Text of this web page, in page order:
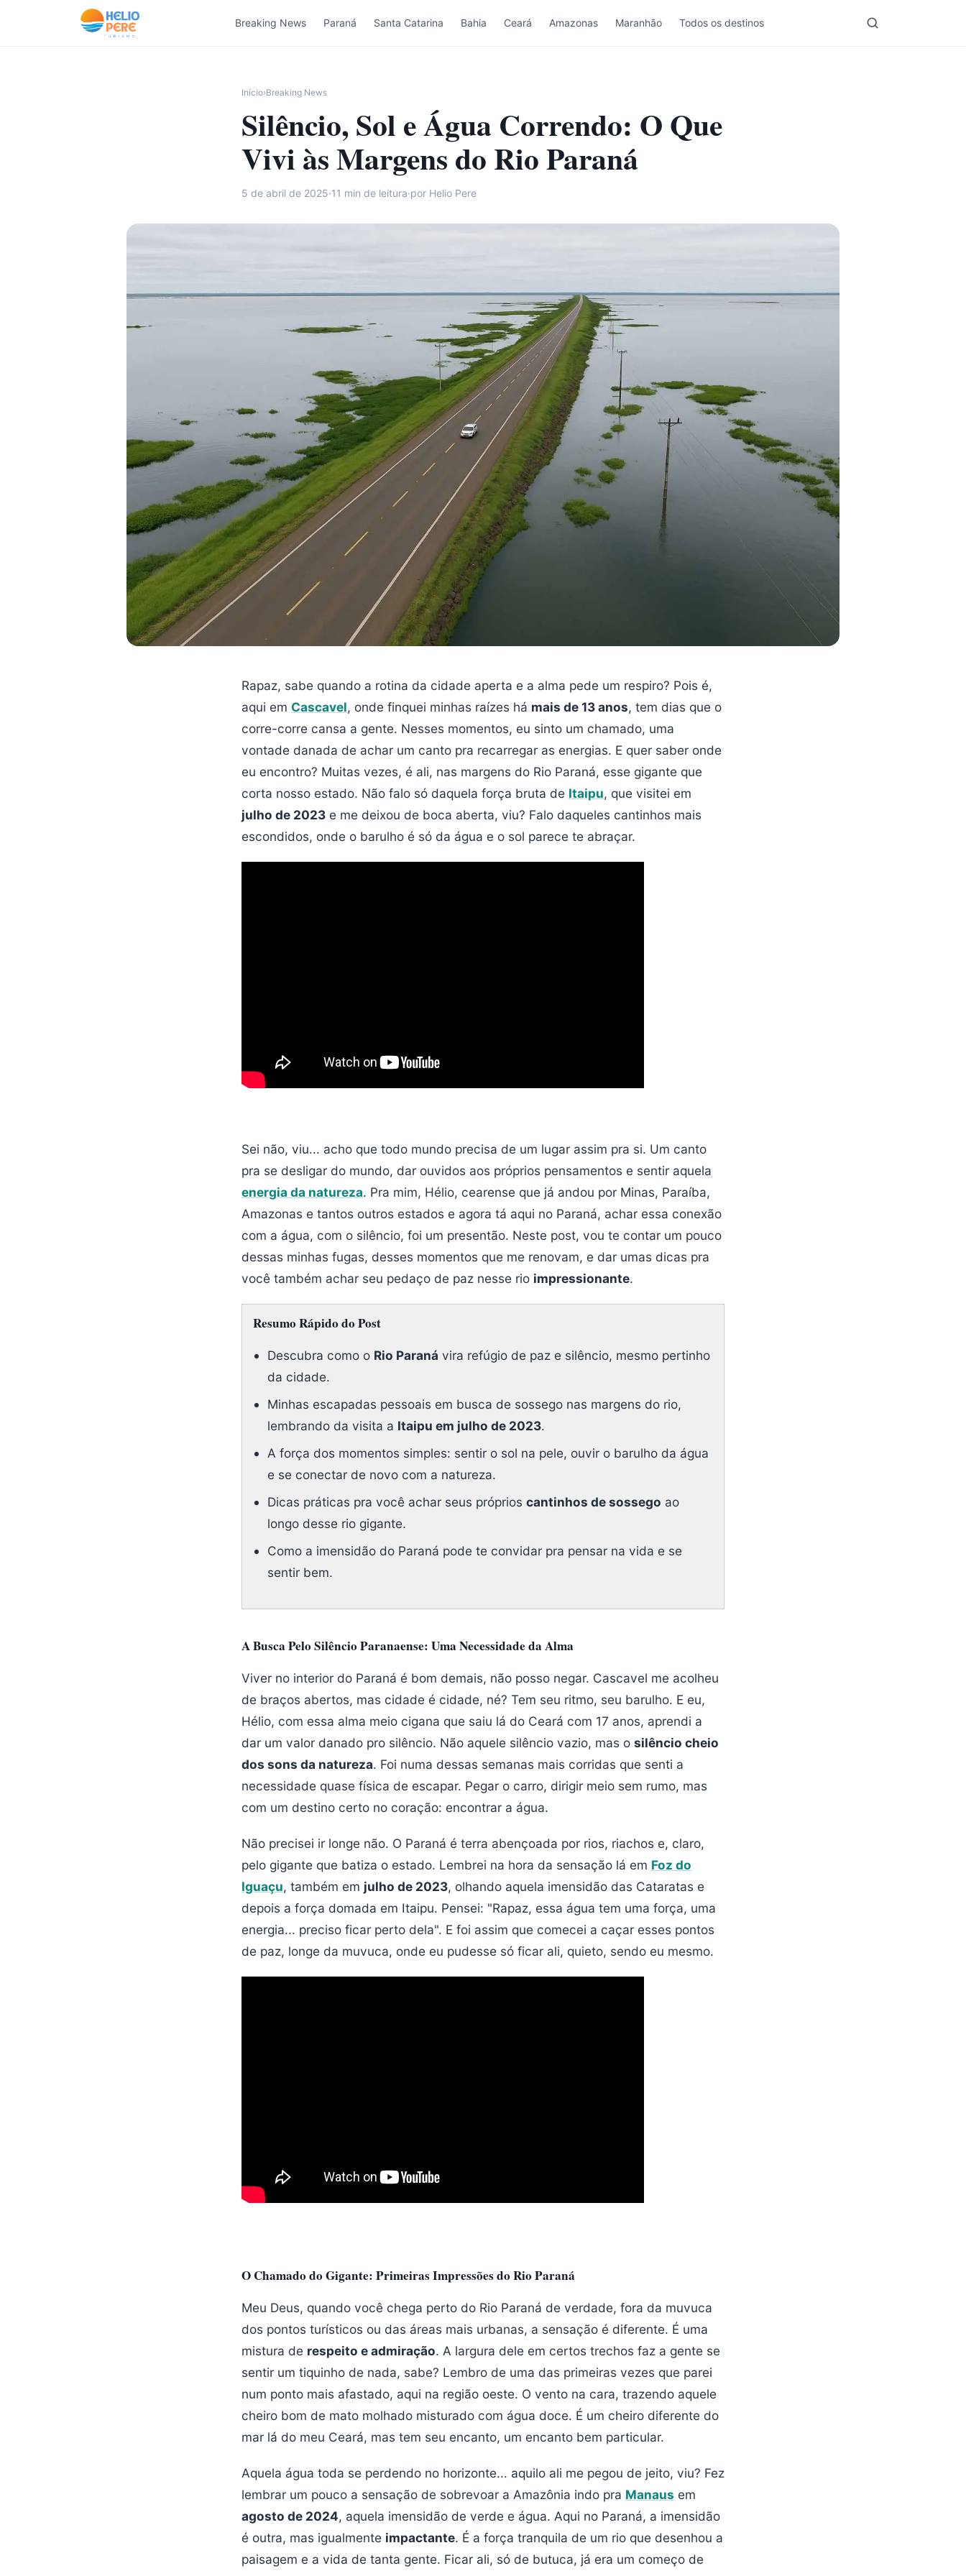
Pular para o conteúdo
Breaking News Paraná Santa Catarina Bahia Ceará Amazonas Maranhão Todos os destinos
Início›Breaking News
Silêncio, Sol e Água Correndo: O Que
Vivi às Margens do Rio Paraná
5 de abril de 2025·11 min de leitura·por Helio Pere
Rapaz, sabe quando a rotina da cidade aperta e a alma pede um respiro? Pois é,
aqui em Cascavel, onde finquei minhas raízes há mais de 13 anos, tem dias que o
corre-corre cansa a gente. Nesses momentos, eu sinto um chamado, uma
vontade danada de achar um canto pra recarregar as energias. E quer saber onde
eu encontro? Muitas vezes, é ali, nas margens do Rio Paraná, esse gigante que
corta nosso estado. Não falo só daquela força bruta de Itaipu, que visitei em
julho de 2023 e me deixou de boca aberta, viu? Falo daqueles cantinhos mais
escondidos, onde o barulho é só da água e o sol parece te abraçar.
Sei não, viu... acho que todo mundo precisa de um lugar assim pra si. Um canto
pra se desligar do mundo, dar ouvidos aos próprios pensamentos e sentir aquela
energia da natureza. Pra mim, Hélio, cearense que já andou por Minas, Paraíba,
Amazonas e tantos outros estados e agora tá aqui no Paraná, achar essa conexão
com a água, com o silêncio, foi um presentão. Neste post, vou te contar um pouco
dessas minhas fugas, desses momentos que me renovam, e dar umas dicas pra
você também achar seu pedaço de paz nesse rio impressionante.
Resumo Rápido do Post
Descubra como o Rio Paraná vira refúgio de paz e silêncio, mesmo pertinho
da cidade.
Minhas escapadas pessoais em busca de sossego nas margens do rio,
lembrando da visita a Itaipu em julho de 2023.
A força dos momentos simples: sentir o sol na pele, ouvir o barulho da água
e se conectar de novo com a natureza.
Dicas práticas pra você achar seus próprios cantinhos de sossego ao
longo desse rio gigante.
Como a imensidão do Paraná pode te convidar pra pensar na vida e se
sentir bem.
A Busca Pelo Silêncio Paranaense: Uma Necessidade da Alma
Viver no interior do Paraná é bom demais, não posso negar. Cascavel me acolheu
de braços abertos, mas cidade é cidade, né? Tem seu ritmo, seu barulho. E eu,
Hélio, com essa alma meio cigana que saiu lá do Ceará com 17 anos, aprendi a
dar um valor danado pro silêncio. Não aquele silêncio vazio, mas o silêncio cheio
dos sons da natureza. Foi numa dessas semanas mais corridas que senti a
necessidade quase física de escapar. Pegar o carro, dirigir meio sem rumo, mas
com um destino certo no coração: encontrar a água.
Não precisei ir longe não. O Paraná é terra abençoada por rios, riachos e, claro,
pelo gigante que batiza o estado. Lembrei na hora da sensação lá em Foz do
Iguaçu, também em julho de 2023, olhando aquela imensidão das Cataratas e
depois a força domada em Itaipu. Pensei: "Rapaz, essa água tem uma força, uma
energia... preciso ficar perto dela". E foi assim que comecei a caçar esses pontos
de paz, longe da muvuca, onde eu pudesse só ficar ali, quieto, sendo eu mesmo.
O Chamado do Gigante: Primeiras Impressões do Rio Paraná
Meu Deus, quando você chega perto do Rio Paraná de verdade, fora da muvuca
dos pontos turísticos ou das áreas mais urbanas, a sensação é diferente. É uma
mistura de respeito e admiração. A largura dele em certos trechos faz a gente se
sentir um tiquinho de nada, sabe? Lembro de uma das primeiras vezes que parei
num ponto mais afastado, aqui na região oeste. O vento na cara, trazendo aquele
cheiro bom de mato molhado misturado com água doce. É um cheiro diferente do
mar lá do meu Ceará, mas tem seu encanto, um encanto bem particular.
Aquela água toda se perdendo no horizonte... aquilo ali me pegou de jeito, viu? Fez
lembrar um pouco a sensação de sobrevoar a Amazônia indo pra Manaus em
agosto de 2024, aquela imensidão de verde e água. Aqui no Paraná, a imensidão
é outra, mas igualmente impactante. É a força tranquila de um rio que desenhou a
paisagem e a vida de tanta gente. Ficar ali, só de butuca, já era um começo de